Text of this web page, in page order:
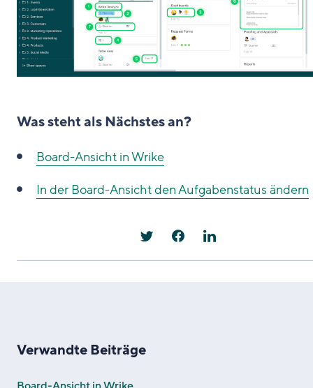
Was steht als Nächstes an?
Board-Ansicht in Wrike
In der Board-Ansicht den Aufgabenstatus ändern
Verwandte Beiträge